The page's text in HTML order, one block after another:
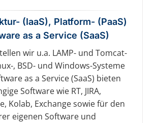
(IaaS), Platform- (PaaS)
as a Service (SaaS)
wir u.a. LAMP- und Tomcat-
, BSD- und Windows-Systeme
as a Service (SaaS) bieten
Software wie RT, JIRA,
Kolab, Exchange sowie für den
eigenen Software und